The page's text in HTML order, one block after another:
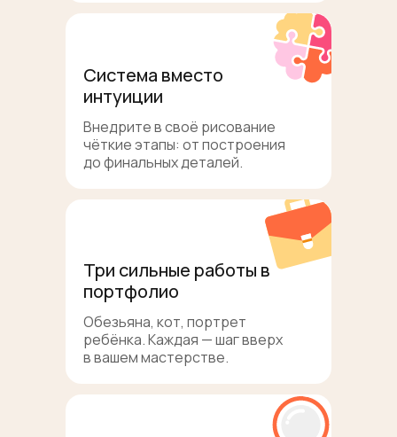
Система вместо
интуиции
Внедрите в своё рисование
чёткие этапы: от построения
до финальных деталей.
Три сильные работы в
портфолио
Обезьяна, кот, портрет
ребёнка. Каждая — шаг вверх
в вашем мастерстве.